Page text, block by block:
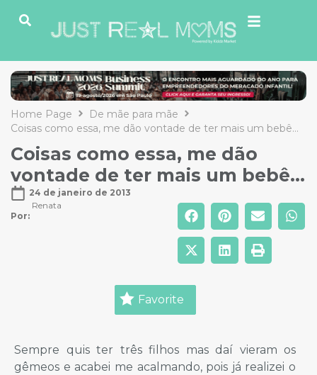
Home Page
De mãe para mãe
Coisas como essa, me dão vontade de ter mais um bebê…
Coisas como essa, me dão
vontade de ter mais um bebê…
24 de janeiro de 2013
Por:
Renata
Favorite
Sempre quis ter três filhos mas daí vieram os
gêmeos e acabei me acalmando, pois já realizei o